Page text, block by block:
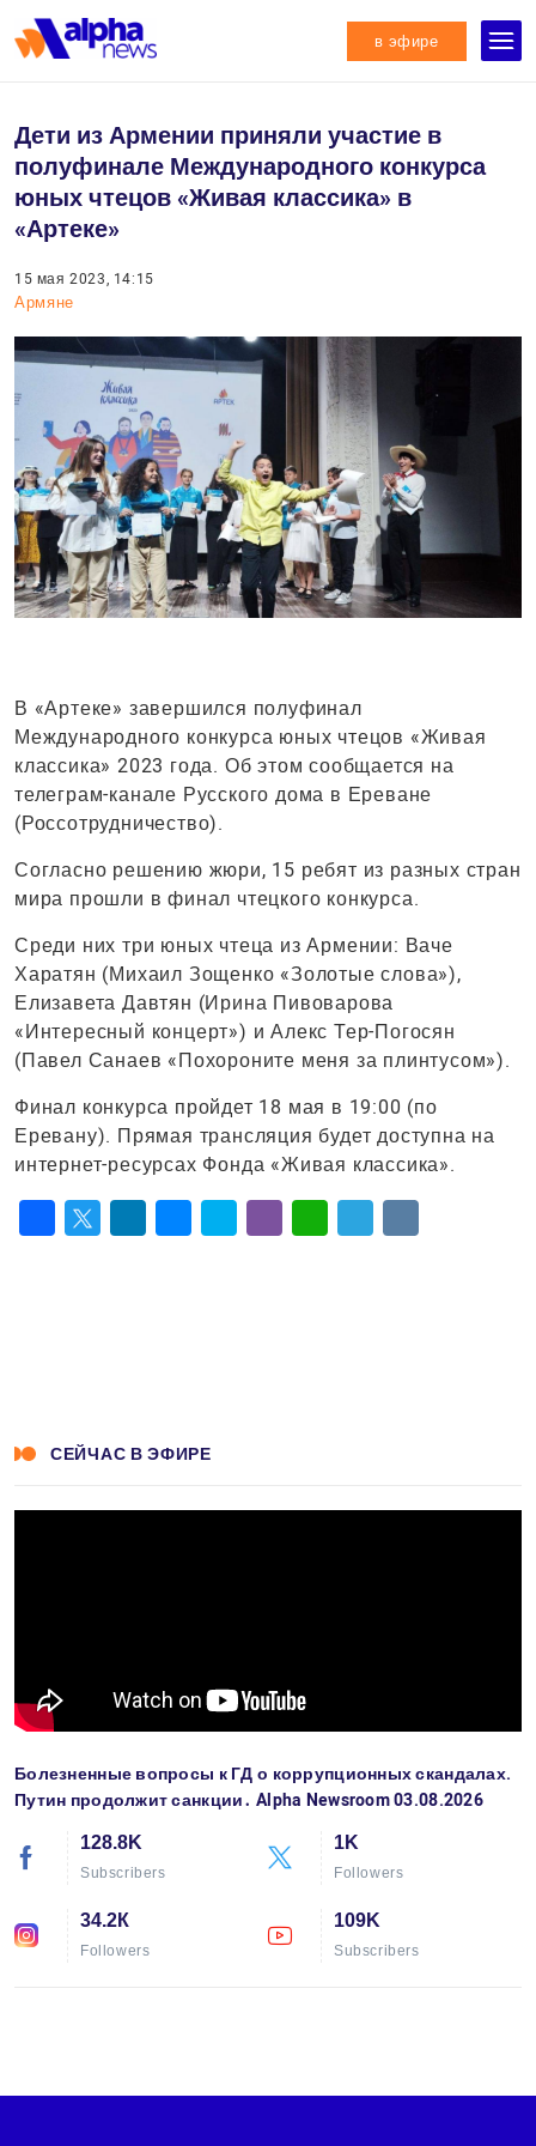
в эфире
Дети из Армении приняли участие в
полуфинале Международного конкурса
юных чтецов «Живая классика» в
«Артеке»
15 мая 2023, 14:15
Армяне
В «Артеке» завершился полуфинал
Международного конкурса юных чтецов «Живая
классика» 2023 года. Об этом сообщается на
телеграм-канале Русского дома в Ереване
(Россотрудничество).
Согласно решению жюри, 15 ребят из разных стран
мира прошли в финал чтецкого конкурса.
Среди них три юных чтеца из Армении: Ваче
Харатян (Михаил Зощенко «Золотые слова»),
Елизавета Давтян (Ирина Пивоварова
«Интересный концерт») и Алекс Тер-Погосян
(Павел Санаев «Похороните меня за плинтусом»).
Финал конкурса пройдет 18 мая в 19:00 (по
Еревану). Прямая трансляция будет доступна на
интернет-ресурсах Фонда «Живая классика».
СЕЙЧАС В ЭФИРЕ
Болезненные вопросы к ГД о коррупционных скандалах.
Путин продолжит санкции․ Alpha Newsroom 03.08.2026
128.8K
Subscribers
1K
Followers
34.2К
Followers
109K
Subscribers